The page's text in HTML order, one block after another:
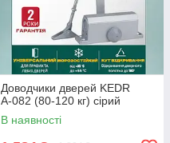
Доводчики дверей KEDR
А-082 (80-120 кг) сірий
В наявності